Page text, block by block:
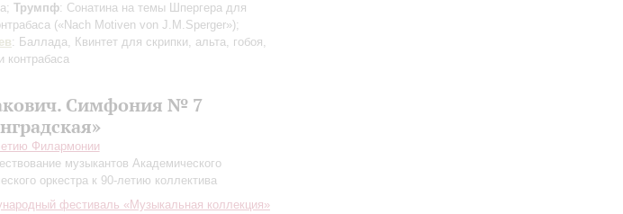
Трумпф: Сонатина на темы Шпергера для
(«Nach Motiven von J.M.Sperger»);
: Баллада, Квинтет для скрипки, альта, гобоя,
контрабаса
Симфония № 7
Филармонии
музыкантов Академического
оркестра к 90-летию коллектива
фестиваль «Музыкальная коллекция»